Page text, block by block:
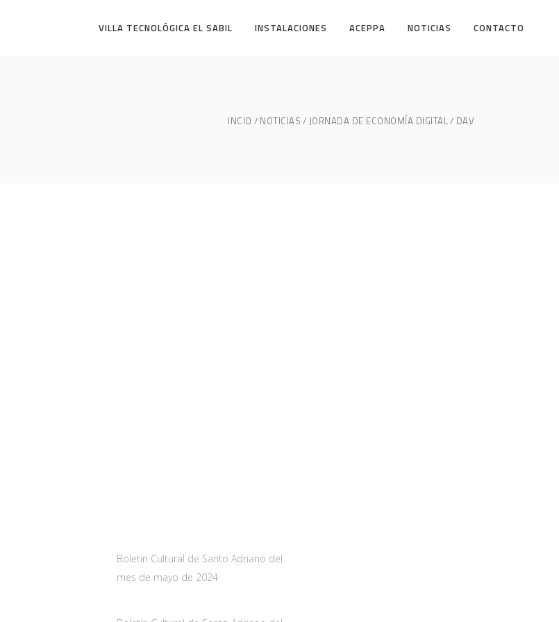
VILLA TECNOLÓGICA EL SABIL INSTALACIONES ACEPPA NOTICIAS CONTACTO
INCIO NOTICIAS JORNADA DE ECONOMÍA DIGITAL DAV
Boletín Cultural de Santo Adriano del
mes de mayo de 2024